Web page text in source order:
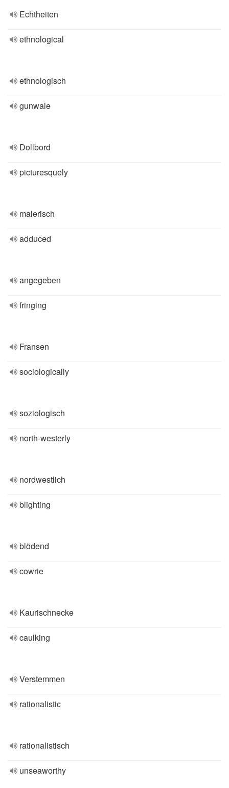
Echtheiten
ethnological
ethnologisch
gunwale
Dollbord
picturesquely
malerisch
adduced
angegeben
fringing
Fransen
sociologically
soziologisch
north-westerly
nordwestlich
blighting
blödend
cowrie
Kaurischnecke
caulking
Verstemmen
rationalistic
rationalistisch
unseaworthy